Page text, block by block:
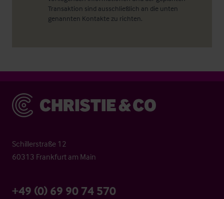
Transaktion sind ausschließlich an die unten
genannten Kontakte zu richten.
Christie & Co
Schillerstraße 12
60313 Frankfurt am Main
+49 (0) 69 90 74 570